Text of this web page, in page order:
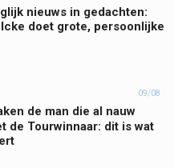
nieuws in gedachten:
doet grote, persoonlijke
09/08
de man die al nauw
de Tourwinnaar: dit is wat